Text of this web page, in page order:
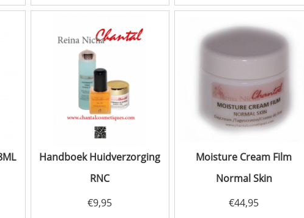
Handboek Huidverzorging
RNC
€9,95
Moisture Cream Film
Normal Skin
€44,95